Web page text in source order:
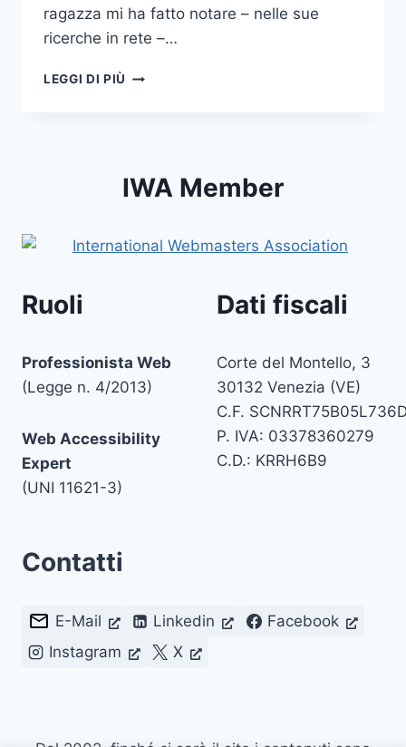
ragazza mi ha fatto notare – nelle sue
ricerche in rete –…
LEGGI DI PIÙ L’ANGELO
IWA Member
Ruoli
Professionista Web
(Legge n. 4/2013)
Web Accessibility
Expert
(UNI 11621-3)
Dati fiscali
Corte del Montello, 3
30132 Venezia (VE)
C.F.
P. IVA: 03378360279
C.D.: KRRH6B9
Contatti
E-Mail Linkedin
Facebook
Instagram
X